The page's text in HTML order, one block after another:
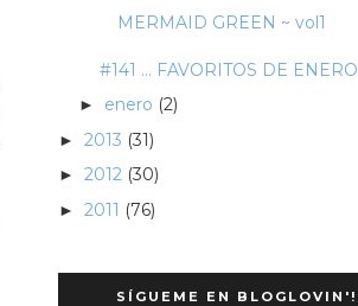
MERMAID GREEN ~ vol1
#141 ... FAVORITOS DE ENERO
► enero (2)
► 2013 (31)
► 2012 (30)
► 2011 (76)
SÍGUEME EN BLOGLOVIN'!